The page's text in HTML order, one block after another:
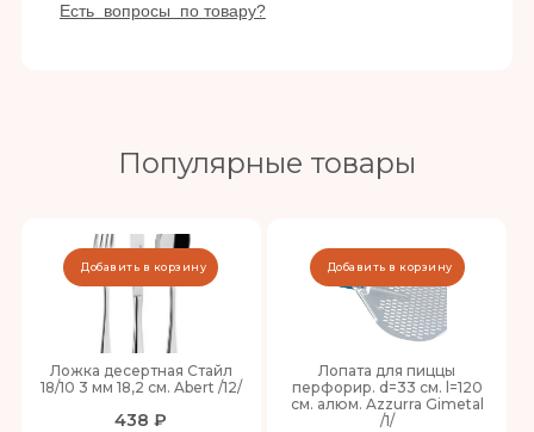
Есть вопросы по товару?
Популярные товары
Ложка десертная Стайл
18/10 3 мм 18,2 см. Abert /12/
438 ₽
Добавить в корзину
Лопата для пиццы
перфорир. d=33 см. l=120
см. алюм. Azzurra Gimetal
/1/
Добавить в корзину